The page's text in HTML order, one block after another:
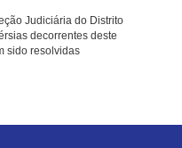
Judiciária do Distrito
decorrentes deste
sido resolvidas